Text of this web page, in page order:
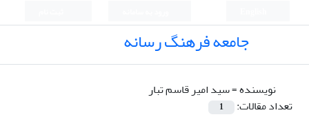
جامعه فرهنگ رسانه
نویسنده =سید امیر قاسم تبار
تعداد مقالات:
1